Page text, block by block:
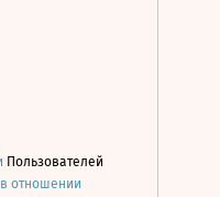
Пользователей
отношении